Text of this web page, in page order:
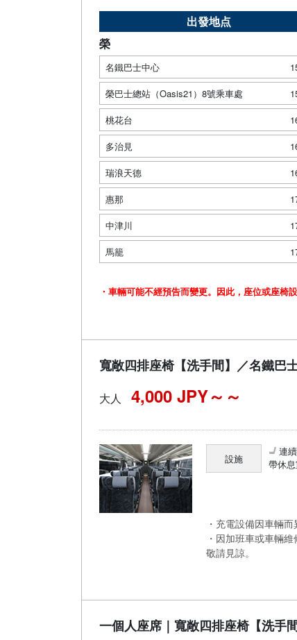
出發地点
榮
名鐵巴士中心
榮巴士總站（Oasis21）8號乘車處
桃花台
多治見
瑞浪天德
惠那
中津川
馬籠
・車輛可能不經預告而變更。因此，座位或座椅
寬敞四排座椅【洗手間】／名鐵巴
大人 4,000 JPY～
設施
連
帶休
・充電設備因車輛而
・因加班車或車輛
敬請見諒。
一個人座席｜寬敞四排座椅【洗手